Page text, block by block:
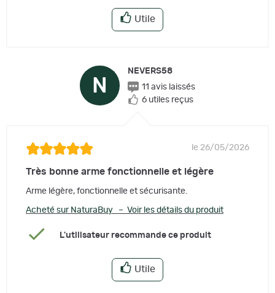
Utile
N
NEVERS58
11 avis laissés
6 utiles reçus
le 26/05/2026
Très bonne arme fonctionnelle et légère
Arme légère, fonctionnelle et sécurisante.
Acheté sur NaturaBuy – Voir les détails du produit
L'utilisateur recommande ce produit
Utile